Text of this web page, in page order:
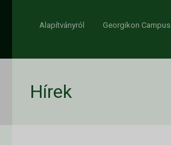
Alapítványról Georgikon Campus
Hírek